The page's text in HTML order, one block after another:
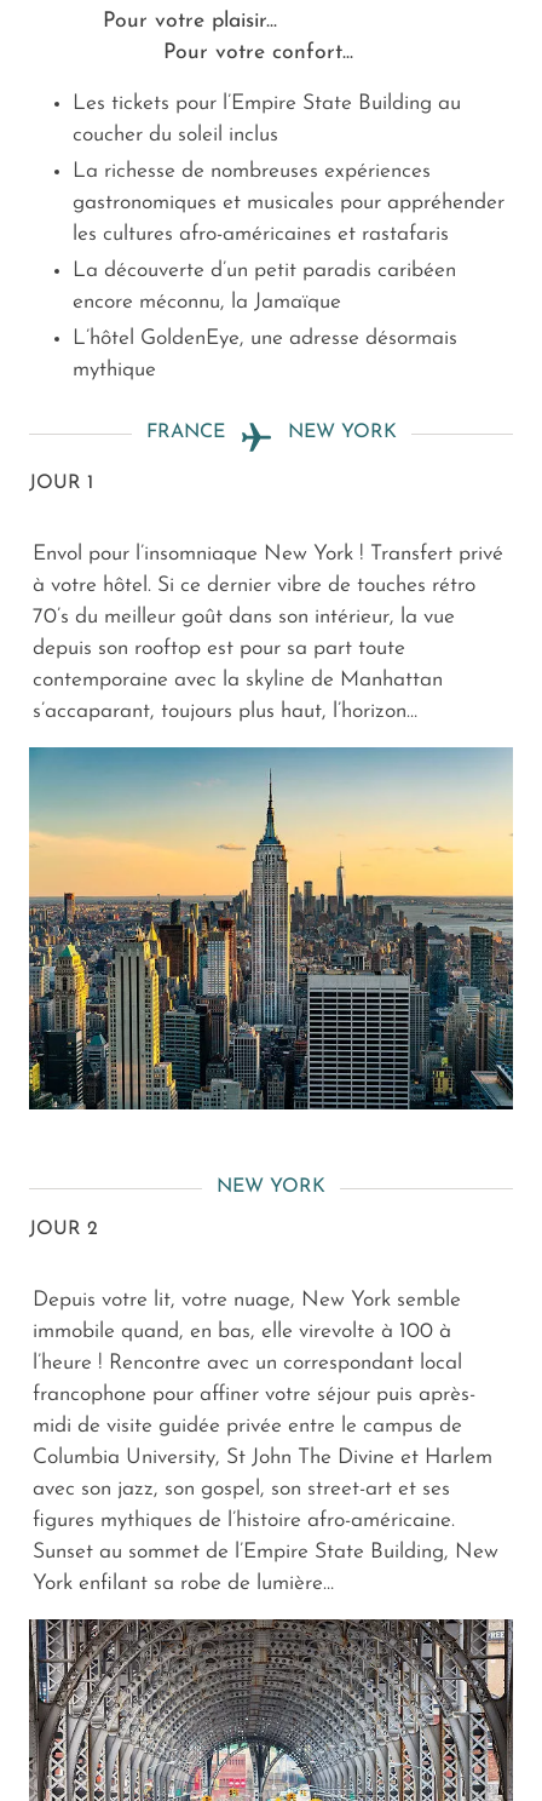
Pour votre plaisir...
Pour votre confort...
Les tickets pour l’Empire State Building au
coucher du soleil inclus
La richesse de nombreuses expériences
gastronomiques et musicales pour appréhender
les cultures afro-américaines et rastafaris
La découverte d’un petit paradis caribéen
encore méconnu, la Jamaïque
L’hôtel GoldenEye, une adresse désormais
mythique
FRANCE NEW YORK
JOUR 1
Envol pour l’insomniaque New York ! Transfert privé
à votre hôtel. Si ce dernier vibre de touches rétro
70’s du meilleur goût dans son intérieur, la vue
depuis son rooftop est pour sa part toute
contemporaine avec la skyline de Manhattan
s’accaparant, toujours plus haut, l’horizon…
NEW YORK
JOUR 2
Depuis votre lit, votre nuage, New York semble
immobile quand, en bas, elle virevolte à 100 à
l’heure ! Rencontre avec un correspondant local
francophone pour affiner votre séjour puis après-
midi de visite guidée privée entre le campus de
Columbia University, St John The Divine et Harlem
avec son jazz, son gospel, son street-art et ses
figures mythiques de l’histoire afro-américaine.
Sunset au sommet de l’Empire State Building, New
York enfilant sa robe de lumière…